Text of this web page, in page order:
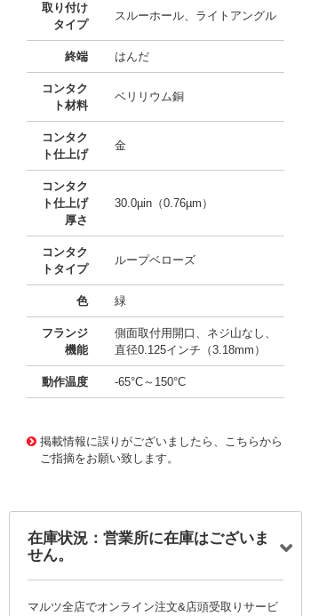
取り付け
タイプ
スルーホール、ライトアングル
終端 はんだ
コンタク
ト材料
ベリリウム銅
コンタク
ト仕上げ
金
コンタク
ト仕上げ
厚さ
30.0µin（0.76µm）
コンタク
トタイプ
ループベローズ
色 緑
フランジ
機能
側面取付用開口、ネジ山なし、
直径0.125インチ（3.18mm）
動作温度 -65°C～150°C
掲載情報に誤りがございましたら、こちらから
ご指摘をお願い致します。
在庫状況：営業所に在庫はございま
せん。
マルツ全店でオンライン注文&店頭受取りサービ